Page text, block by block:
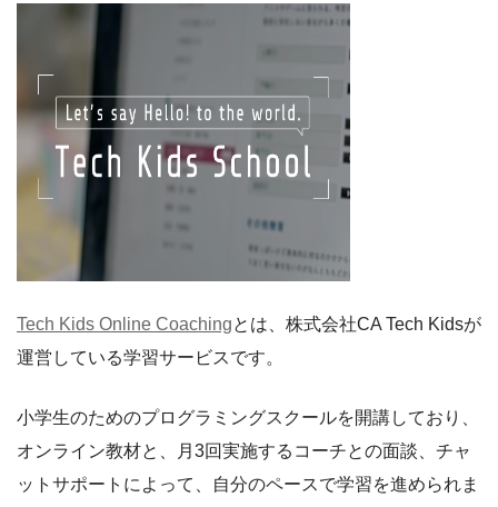
Tech Kids Online Coachingとは、株式会社CA Tech Kidsが
運営している学習サービスです。
小学生のためのプログラミングスクールを開講しており、
オンライン教材と、月3回実施するコーチとの面談、チャ
ットサポートによって、自分のペースで学習を進められま